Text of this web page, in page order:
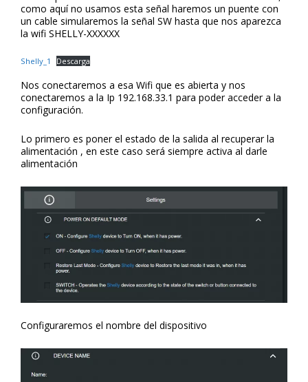
como aquí no usamos esta señal haremos un puente con
un cable simularemos la señal SW hasta que nos aparezca
la wifi SHELLY-XXXXXX
Shelly_1 Descarga
Nos conectaremos a esa Wifi que es abierta y nos
conectaremos a la Ip 192.168.33.1 para poder acceder a la
configuración.
Lo primero es poner el estado de la salida al recuperar la
alimentación , en este caso será siempre activa al darle
alimentación
Configuraremos el nombre del dispositivo